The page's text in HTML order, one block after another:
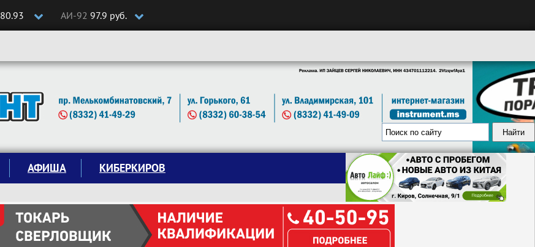
80.93 АИ-92 97.9 руб.
АФИША КИБЕРКИРОВ